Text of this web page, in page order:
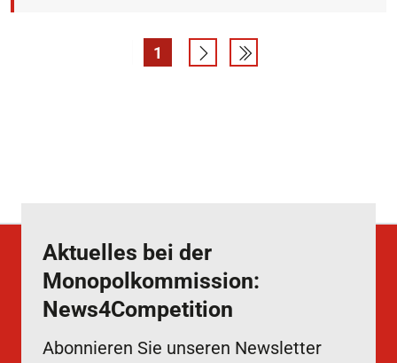
Seite
1
Eine Seite vor
Letzte
Aktuelles bei der
Monopolkommission:
News4Competition
Abonnieren Sie unseren Newsletter